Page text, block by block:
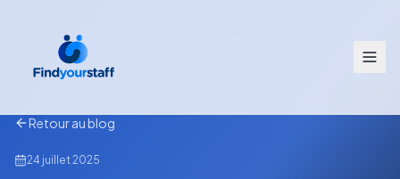
Retour au blog
24 juillet 2025